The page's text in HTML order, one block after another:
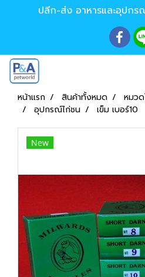
ปลีก-ส่ง อาหารและอุปกร
หน้าแรก สินค้าทั้งหมด
หมวด
อุปกรณ์ไก่ชน
เข็ม เบอร์10
New